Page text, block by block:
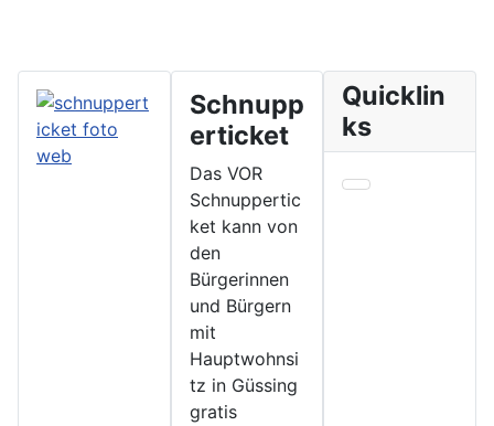
Schnupp
erticket
Das VOR
Schnuppertic
ket kann von
den
Bürgerinnen
und Bürgern
mit
Hauptwohnsi
tz in Güssing
gratis
Quicklin
ks